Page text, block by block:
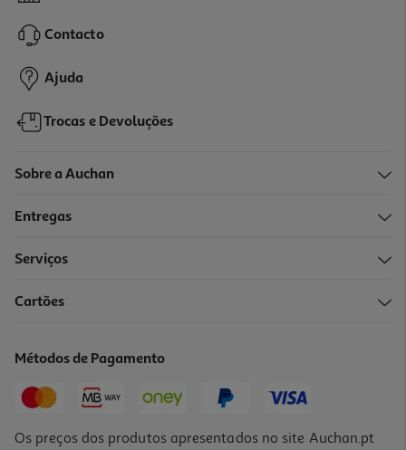
Contacto
Ajuda
Trocas e Devoluções
Sobre a Auchan
Entregas
Serviços
Cartões
Métodos de Pagamento
Os preços dos produtos apresentados no site Auchan.pt